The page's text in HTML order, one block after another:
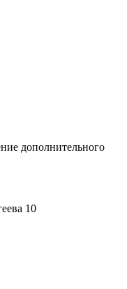
дополнительного
10